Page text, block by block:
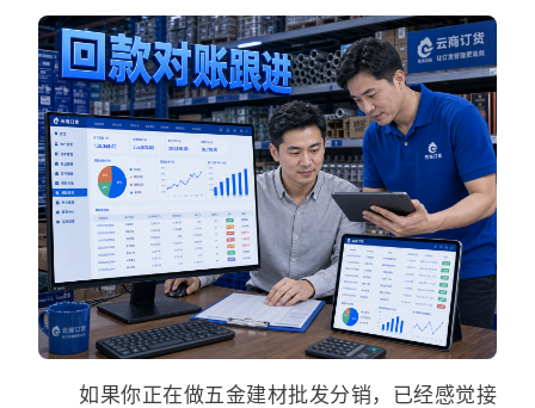
如果你正在做五金建材批发分销，已经感觉接